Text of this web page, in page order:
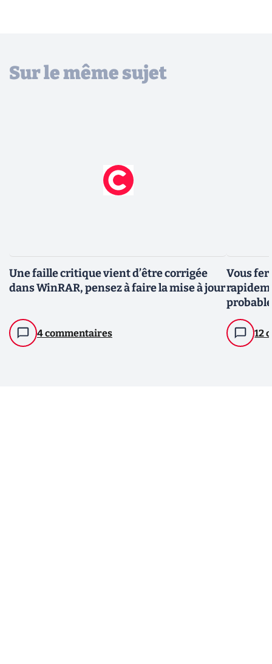
Sur le même sujet
Une faille critique vient d’être corrigée
dans WinRAR, pensez à faire la mise à jour
4 commentaires
Vous
12